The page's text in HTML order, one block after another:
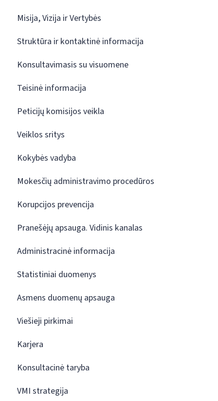
Misija, Vizija ir Vertybės
Struktūra ir kontaktinė informacija
Konsultavimasis su visuomene
Teisinė informacija
Peticijų komisijos veikla
Veiklos sritys
Kokybės vadyba
Mokesčių administravimo procedūros
Korupcijos prevencija
Pranešėjų apsauga. Vidinis kanalas
Administracinė informacija
Statistiniai duomenys
Asmens duomenų apsauga
Viešieji pirkimai
Karjera
Konsultacinė taryba
VMI strategija